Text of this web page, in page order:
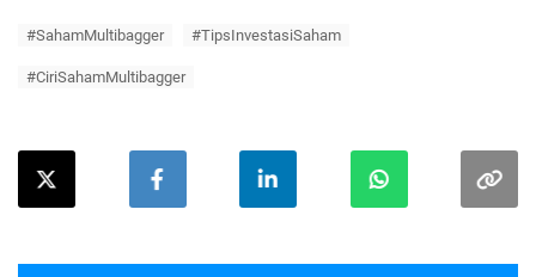
#SahamMultibagger #TipsInvestasiSaham
#CiriSahamMultibagger